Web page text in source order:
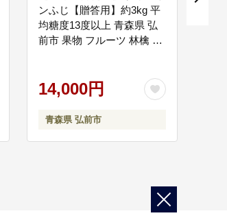
ンふじ【贈答用】約3kg 平
均糖度13度以上 青森県 弘
前市 果物 フルーツ 林檎 リ
プル 青森県 弘前市]
14,000円
青森県 弘前市